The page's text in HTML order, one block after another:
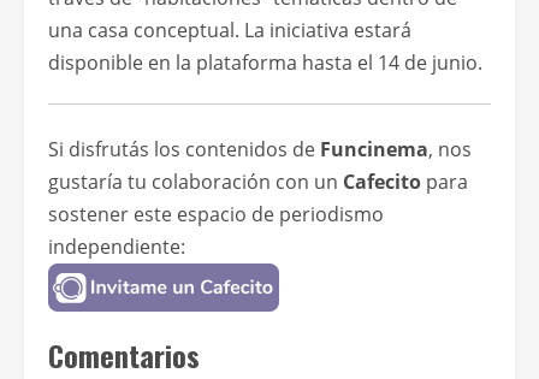
una casa conceptual. La iniciativa estará
disponible en la plataforma hasta el 14 de junio.
Si disfrutás los contenidos de Funcinema, nos
gustaría tu colaboración con un Cafecito para
sostener este espacio de periodismo
independiente:
Comentarios